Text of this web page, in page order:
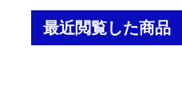
最近閲覧した商品